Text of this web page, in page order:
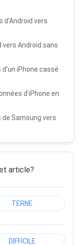
vers
Android sans
iPhone cassé
d'iPhone en
Samsung vers
article?
TERNE
DIFFICILE